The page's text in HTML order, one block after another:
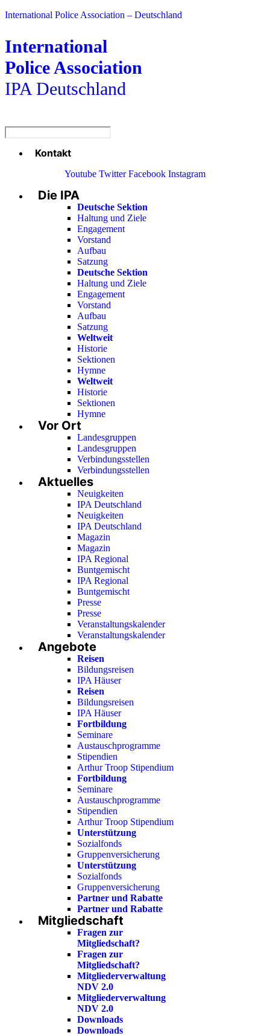
International Police Association – Deutschland
International
Police Association
IPA Deutschland
Menü Kontakt
Youtube Twitter Facebook Instagram
Menu
Die IPA
Deutsche Sektion
Haltung und Ziele
Engagement
Vorstand
Aufbau
Satzung
Deutsche Sektion
Haltung und Ziele
Engagement
Vorstand
Aufbau
Satzung
Weltweit
Historie
Sektionen
Hymne
Weltweit
Historie
Sektionen
Hymne
Vor Ort
Landesgruppen
Landesgruppen
Verbindungsstellen
Verbindungsstellen
Aktuelles
Neuigkeiten
IPA Deutschland
Neuigkeiten
IPA Deutschland
Magazin
Magazin
IPA Regional
Buntgemischt
IPA Regional
Buntgemischt
Presse
Presse
Veranstaltungskalender
Veranstaltungskalender
Angebote
Reisen
Bildungsreisen
IPA Häuser
Reisen
Bildungsreisen
IPA Häuser
Fortbildung
Seminare
Austauschprogramme
Stipendien
Arthur Troop Stipendium
Fortbildung
Seminare
Austauschprogramme
Stipendien
Arthur Troop Stipendium
Unterstützung
Sozialfonds
Gruppenversicherung
Unterstützung
Sozialfonds
Gruppenversicherung
Partner und Rabatte
Partner und Rabatte
Mitgliedschaft
Fragen zur
Mitgliedschaft?
Fragen zur
Mitgliedschaft?
Mitgliederverwaltung
NDV 2.0
Mitgliederverwaltung
NDV 2.0
Downloads
Downloads